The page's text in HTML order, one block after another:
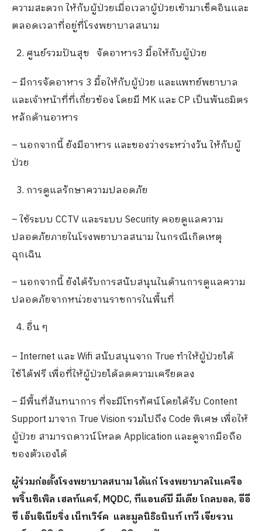
ความสะดวก ให้กับผู้ป่วยเมื่อเวลาผู้ป่วยเข้ามาเช็คอินและ
ตลอดเวลาที่อยู่ที่โรงพยาบาลสนาม
ศูนย์รวมปันสุข จัดอาหาร3 มื้อให้กับผู้ป่วย
– มีการจัดอาหาร 3 มื้อให้กับผู้ป่วย และแพทย์พยาบาล
และเจ้าหน้าที่ที่เกี่ยวข้อง โดยมี MK และ CP เป็นพันธมิตร
หลักด้านอาหาร
– นอกจากนี้ ยังมีอาหาร และของว่างระหว่างวัน ให้กับผู้
ป่วย
การดูแลรักษาความปลอดภัย
– ใช้ระบบ CCTV และระบบ Security คอยดูแลความ
ปลอดภัยภายในโรงพยาบาลสนาม ในกรณีเกิดเหตุ
ฉุกเฉิน
– นอกจากนี้ ยังได้รับการสนับสนุนในด้านการดูแลความ
ปลอดภัยจากหน่วยงานราชการในพื้นที่
อื่น ๆ
– Internet และ Wifi สนับสนุนจาก True ทำให้ผู้ป่วยได้
ใช้ได้ฟรี เพื่อที่ให้ผู้ป่วยได้ลดความเครียดลง
– มีพื้นที่สันทนาการ ที่จะมีโทรทัศน์โดยได้รับ Content
Support มาจาก True Vision รวมไปถึง Code พิเศษ เพื่อให้
ผู้ป่วย สามารถดาวน์โหลด Application และดูจากมือถือ
ของตัวเองได้
ผู้ร่วมก่อตั้งโรงพยาบาลสนาม ได้แก่ โรงพยาบาลในเครือ
พริ้นซิเพิล เฮลท์แคร์, MQDC, ทีแอนด์บี มีเดีย โกลบอล, อีอี
ซี เอ็นจิเนียริ่ง เน็ทเวิร์ค และมูลนิธิธนินท์ เทวี เจียรวน